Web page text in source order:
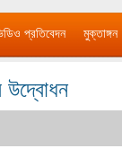
প্রতিবেদন মুক্তাঙ্গন
উদ্বোধন